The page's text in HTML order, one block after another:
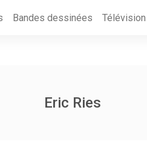
Bandes dessinées Télévision
Eric Ries